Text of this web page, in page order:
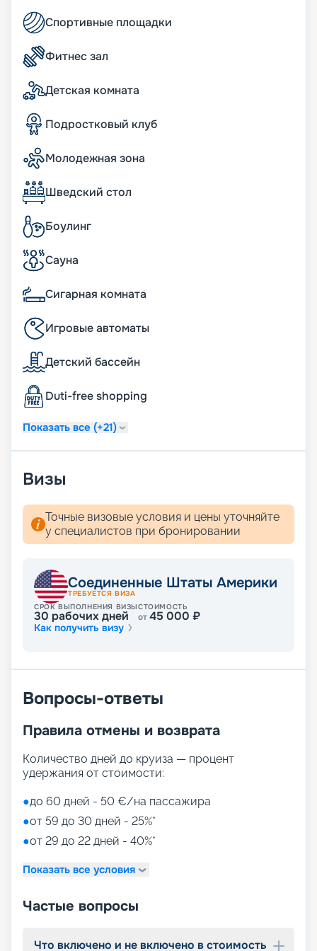
Читайте отзывы, смотрите фото, узнавайте цену,
маршрут и покупайте для себя подходящий
вариант круиза в 2026 - 2027 годах. Ждем вас на
борту корабля!
Спортивные площадки
Фитнес зал
Детская комната
Подростковый клуб
Молодежная зона
Шведский стол
Боулинг
Сауна
Сигарная комната
Игровые автоматы
Детский бассейн
Duti-free shopping
Показать все (+21)
Визы
Точные визовые условия и цены уточняйте
у специалистов при бронировании
Соединенные Штаты Америки
ТРЕБУЕТСЯ ВИЗА
СРОК ВЫПОЛНЕНИЯ ВИЗЫ
30 рабочих дней
СТОИМОСТЬ
от45 000 ₽
Как получить визу
Вопросы-ответы
Правила отмены и возврата
Количество дней до круиза — процент
удержания от стоимости:
●до 60 дней - 50 €/на пассажира
●от 59 до 30 дней - 25%*
●от 29 до 22 дней - 40%*
Показать все условия
Частые вопросы
Что включено и не включено в стоимость